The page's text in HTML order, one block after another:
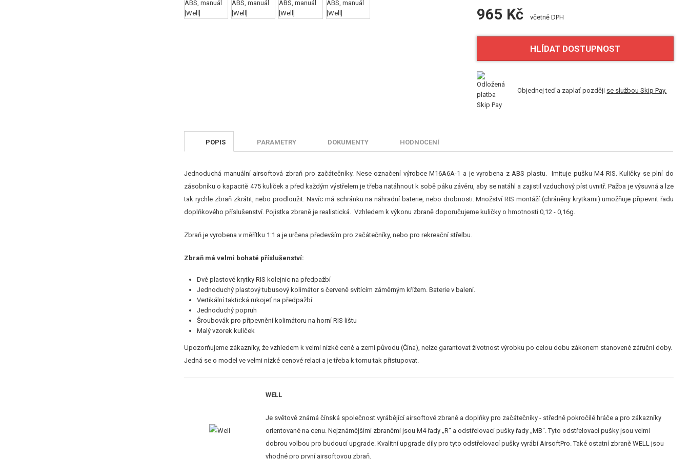
965 Kč včetně DPH
HLÍDAT DOSTUPNOST
Objednej teď a zaplať později se službou Skip Pay.
POPIS PARAMETRY DOKUMENTY HODNOCENÍ
Jednoduchá manuální airsoftová zbraň pro začátečníky. Nese označení výrobce M16A6A-1 a je vyrobena z ABS plastu. Imituje pušku M4 RIS. Kuličky se plní do
zásobníku o kapacitě 475 kuliček a před každým výstřelem je třeba natáhnout k sobě páku závěru, aby se natáhl a zajistil vzduchový píst uvnitř. Pažba je výsuvná a lze
tak rychle zbraň zkrátit, nebo prodloužit. Navíc má schránku na náhradní baterie, nebo drobnosti. Množství RIS montáží (chráněny krytkami) umožňuje připevnit řadu
doplňkového příslušenství. Pojistka zbraně je realistická. Vzhledem k výkonu zbraně doporučujeme kuličky o hmotnosti 0,12 - 0,16g.
Zbraň je vyrobena v měřítku 1:1 a je určena především pro začátečníky, nebo pro rekreační střelbu.
Zbraň má velmi bohaté příslušenství:
Dvě plastové krytky RIS kolejnic na předpažbí
Jednoduchý plastový tubusový kolimátor s červeně svítícím záměrným křížem. Baterie v balení.
Vertikální taktická rukojeť na předpažbí
Jednoduchý popruh
Šroubovák pro připevnění kolimátoru na horní RIS lištu
Malý vzorek kuliček
Upozorňujeme zákazníky, že vzhledem k velmi nízké ceně a zemi původu (Čína), nelze garantovat životnost výrobku po celou dobu zákonem stanovené záruční doby.
Jedná se o model ve velmi nízké cenové relaci a je třeba k tomu tak přistupovat.
WELL
Je světově známá čínská společnost vyrábějící airsoftové zbraně a doplňky pro začátečníky - středně pokročilé hráče a pro zákazníky
orientované na cenu. Nejznámějšími zbraněmi jsou M4 řady „R“ a odstřelovací pušky řady „MB“. Tyto odstřelovací pušky jsou velmi
dobrou volbou pro budoucí upgrade. Kvalitní upgrade díly pro tyto odstřelovací pušky vyrábí AirsoftPro. Také ostatní zbraně WELL jsou
vhodné pro první airsoftovou zbraň.